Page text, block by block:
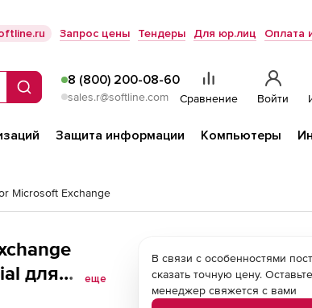
Запрос цены Тендеры Для юр.лиц Оплата
Поиск
8 (800) 200-08-60
sales.r@softline.com Сравнение Войти
Защита информации Компьютеры
Microsoft Exchange
для
еще
В связи с особенностями
сказать точную цену.
менеджер свяжется с вами